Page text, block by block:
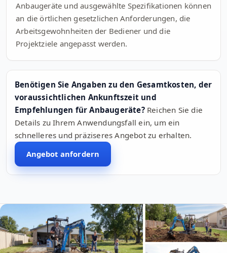
Anbaugeräte und ausgewählte Spezifikationen können
an die örtlichen gesetzlichen Anforderungen, die
Arbeitsgewohnheiten der Bediener und die
Projektziele angepasst werden.
Benötigen Sie Angaben zu den Gesamtkosten, der
voraussichtlichen Ankunftszeit und
Empfehlungen für Anbaugeräte?Reichen Sie die
Details zu Ihrem Anwendungsfall ein, um ein
schnelleres und präziseres Angebot zu erhalten.
Angebot anfordern